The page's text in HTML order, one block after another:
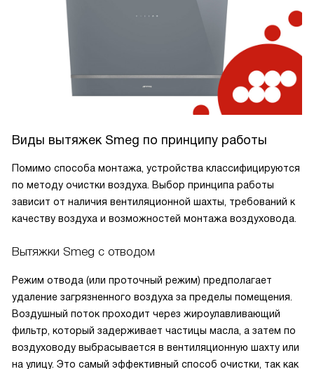
Виды вытяжек Smeg по принципу работы
Помимо способа монтажа, устройства классифицируются
по методу очистки воздуха. Выбор принципа работы
зависит от наличия вентиляционной шахты, требований к
качеству воздуха и возможностей монтажа воздуховода.
Вытяжки Smeg с отводом
Режим отвода (или проточный режим) предполагает
удаление загрязненного воздуха за пределы помещения.
Воздушный поток проходит через жироулавливающий
фильтр, который задерживает частицы масла, а затем по
воздуховоду выбрасывается в вентиляционную шахту или
на улицу. Это самый эффективный способ очистки, так как